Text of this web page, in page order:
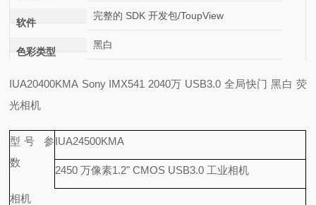
软件
完整的 SDK 开发包/ToupView
色彩类型
黑白
IUA20400KMA Sony IMX541 2040万 USB3.0 全局快门 黑白 荧
光相机
型号 参
数
IUA24500KMA
2450 万像素1.2" CMOS USB3.0 工业相机
相机